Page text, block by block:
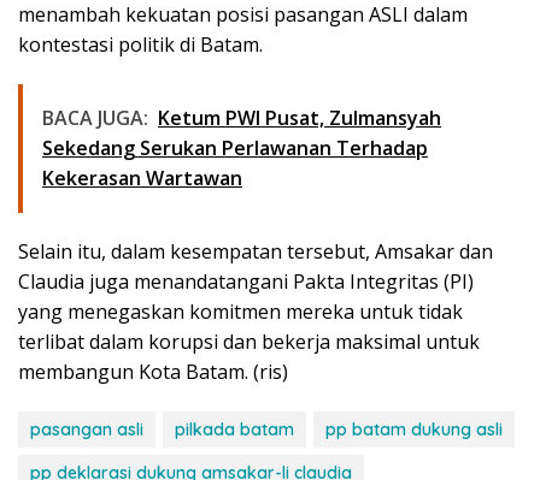
menambah kekuatan posisi pasangan ASLI dalam
kontestasi politik di Batam.
BACA JUGA: Ketum PWI Pusat, Zulmansyah
Sekedang Serukan Perlawanan Terhadap
Kekerasan Wartawan
Selain itu, dalam kesempatan tersebut, Amsakar dan
Claudia juga menandatangani Pakta Integritas (PI)
yang menegaskan komitmen mereka untuk tidak
terlibat dalam korupsi dan bekerja maksimal untuk
membangun Kota Batam. (ris)
pasangan asli pilkada batam
pp batam dukung asli
pp deklarasi dukung amsakar-li claudia